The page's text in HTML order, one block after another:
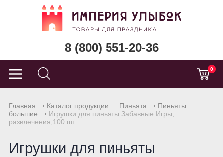
8 (800) 551-20-36
0
Главная Каталог продукции Пиньята
Пиньяты
большие
Игрушки для пиньяты Забавные Игры,
развлечения,100 шт
Игрушки для пиньяты